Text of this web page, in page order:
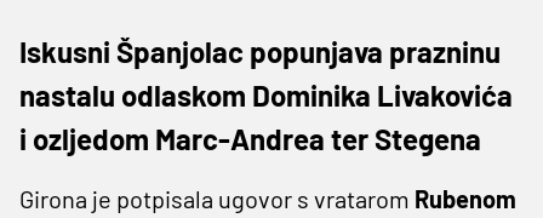
Iskusni Španjolac popunjava prazninu
nastalu odlaskom Dominika Livakovića
i ozljedom Marc-Andrea ter Stegena
Girona je potpisala ugovor s vratarom Rubenom